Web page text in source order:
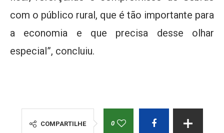
com o público rural, que é tão importante para
a economia e que precisa desse olhar
especial”, concluiu.
COMPARTILHE 0